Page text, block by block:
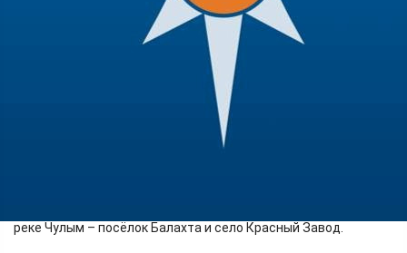
реке Чулым – посёлок Балахта и село Красный Завод.